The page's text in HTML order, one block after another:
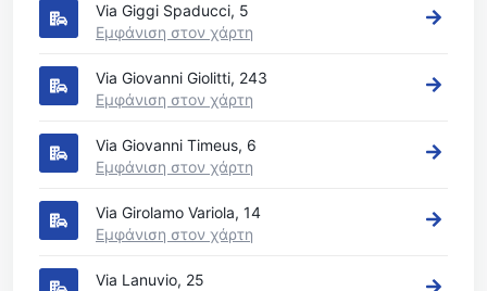
Via Giggi Spaducci, 5
Εμφάνιση στον χάρτη
Via Giovanni Giolitti, 243
Εμφάνιση στον χάρτη
Via Giovanni Timeus, 6
Εμφάνιση στον χάρτη
Via Girolamo Variola, 14
Εμφάνιση στον χάρτη
Via Lanuvio, 25